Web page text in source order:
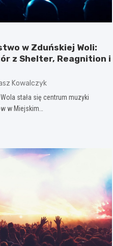
w Zduńskiej Woli:
z Shelter, Reagnition i
Kowalczyk
stała się centrum muzyki
w Miejskim…